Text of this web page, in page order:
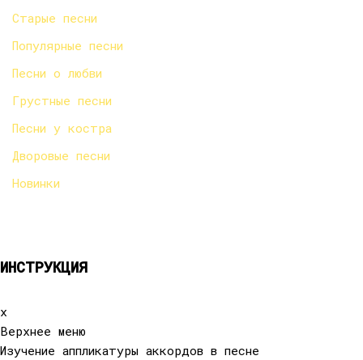
Старые песни
Популярные песни
Песни о любви
Грустные песни
Песни у костра
Дворовые песни
Новинки
ИНСТРУКЦИЯ
x
Верхнее меню
Изучение аппликатуры аккордов в песне